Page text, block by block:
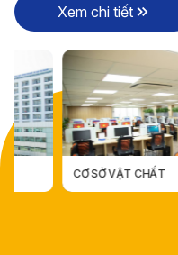
Xem chi tiết
CƠ SỞ VẬT CHẤT